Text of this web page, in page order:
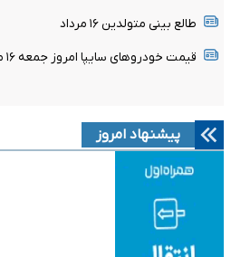
طالع بینی متولدین ۱۶ مرداد
قیمت خودرو‌های سایپا امروز جمعه ۱۶ مرداد ۱۴۰۵ + جدول
پیشنهاد امروز